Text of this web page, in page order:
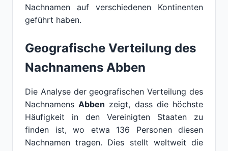
Nachnamen auf verschiedenen Kontinenten
geführt haben.
Geografische Verteilung des
Nachnamens Abben
Die Analyse der geografischen Verteilung des
NachnamensAbben zeigt, dass die höchste
Häufigkeit in den Vereinigten Staaten zu
finden ist, wo etwa 136 Personen diesen
Nachnamen tragen. Dies stellt weltweit die